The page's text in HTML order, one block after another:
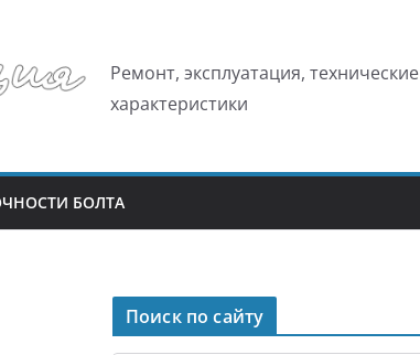
Ремонт, эксплуатация, технические
характеристики
БОЛТА
Поиск по сайту